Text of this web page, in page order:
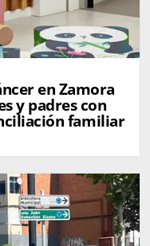
en Zamora
y padres con
familiar